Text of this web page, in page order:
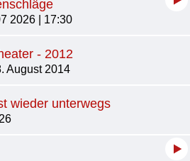
2026 | 17:30
- 2012
August 2014
wieder unterwegs